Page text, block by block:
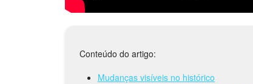
Conteúdo do artigo:
Mudanças visíveis no histórico